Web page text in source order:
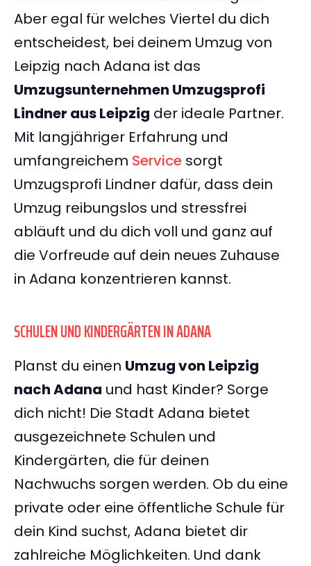
Aber egal für welches Viertel du dich
entscheidest, bei deinem Umzug von
Leipzig nach Adana ist das
Umzugsunternehmen Umzugsprofi
Lindner aus Leipzig der ideale Partner.
Mit langjähriger Erfahrung und
umfangreichem Service sorgt
Umzugsprofi Lindner dafür, dass dein
Umzug reibungslos und stressfrei
abläuft und du dich voll und ganz auf
die Vorfreude auf dein neues Zuhause
in Adana konzentrieren kannst.
SCHULEN UND KINDERGÄRTEN IN ADANA
Planst du einen Umzug von Leipzig
nach Adana und hast Kinder? Sorge
dich nicht! Die Stadt Adana bietet
ausgezeichnete Schulen und
Kindergärten, die für deinen
Nachwuchs sorgen werden. Ob du eine
private oder eine öffentliche Schule für
dein Kind suchst, Adana bietet dir
zahlreiche Möglichkeiten. Und dank